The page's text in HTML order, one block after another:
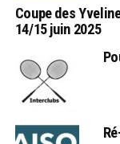
Coupe des
14/15 juin 2025